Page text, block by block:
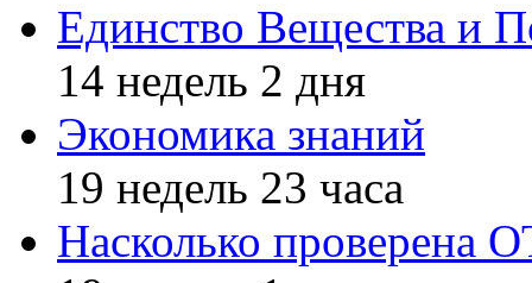
Единство Вещества и
14 недель 2 дня
Экономика знаний
19 недель 23 часа
Насколько проверена